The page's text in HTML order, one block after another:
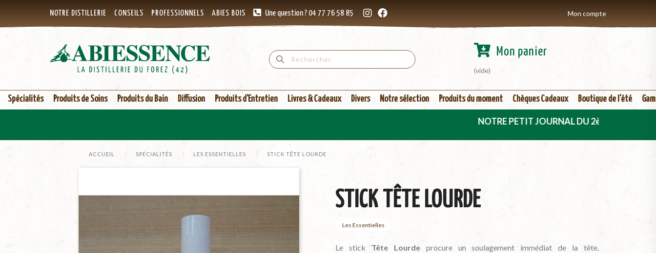
NOTRE DISTILLERIE CONSEILS PROFESSIONNELS ABIES BOIS Une question ? 04 77 76 58 85 Mon compte
Mon panier
(vide)
Spécialités Produits de Soins Produits du Bain Diffusion Produits d'Entretien Livres & Cadeaux Divers Notre sélection Produits du moment Chèques Cadeaux Boutique de l'été
NOTRE PETIT JOURNAL DU 2ème TRIMESTRE
ACCUEIL SPÉCIALITÉS LES ESSENTIELLES STICK TÊTE LOURDE
STICK TÊTE LOURDE
Les Essentielles
Le stick Tête Lourdeprocure un soulagement immédiat de la tête.